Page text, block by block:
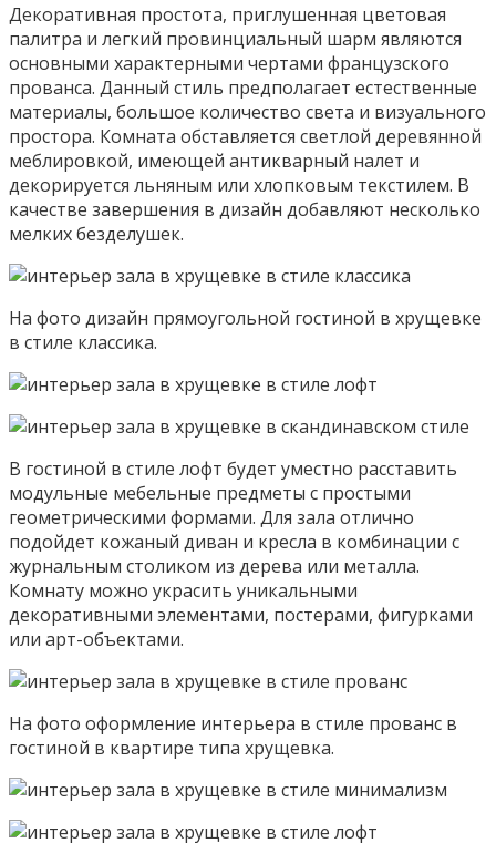
Декоративная простота, приглушенная цветовая
палитра и легкий провинциальный шарм являются
основными характерными чертами французского
прованса. Данный стиль предполагает естественные
материалы, большое количество света и визуального
простора. Комната обставляется светлой деревянной
меблировкой, имеющей антикварный налет и
декорируется льняным или хлопковым текстилем. В
качестве завершения в дизайн добавляют несколько
мелких безделушек.
На фото дизайн прямоугольной гостиной в хрущевке
в стиле классика.
В гостиной в стиле лофт будет уместно расставить
модульные мебельные предметы с простыми
геометрическими формами. Для зала отлично
подойдет кожаный диван и кресла в комбинации с
журнальным столиком из дерева или металла.
Комнату можно украсить уникальными
декоративными элементами, постерами, фигурками
или арт-объектами.
На фото оформление интерьера в стиле прованс в
гостиной в квартире типа хрущевка.